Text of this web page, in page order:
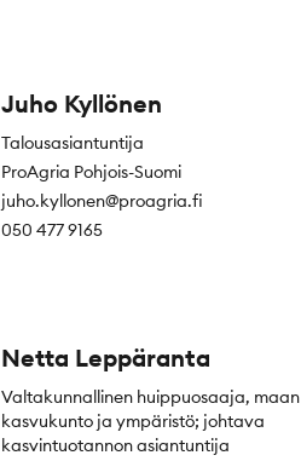
Juho Kyllönen
Talousasiantuntija
ProAgria Pohjois-Suomi
juho.kyllonen@proagria.fi
050 477 9165
Netta Leppäranta
Valtakunnallinen huippuosaaja, maan
kasvukunto ja ympäristö; johtava
kasvintuotannon asiantuntija